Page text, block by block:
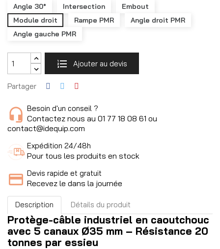
Angle 30° Intersection
Embout
Module droit
Rampe PMR
Angle droit PMR
Angle gauche PMR
Ajouter au devis
Partager
Besoin d'un conseil ?
Contactez nous au 01 77 18 08 61 ou
contact@idequip.com
Expédition 24/48h
Pour tous les produits en stock
Devis rapide et gratuit
Recevez le dans la journée
Description Détails du produit
Protège-câble industriel en caoutchouc
avec 5 canaux Ø35 mm – Résistance 20
tonnes par essieu